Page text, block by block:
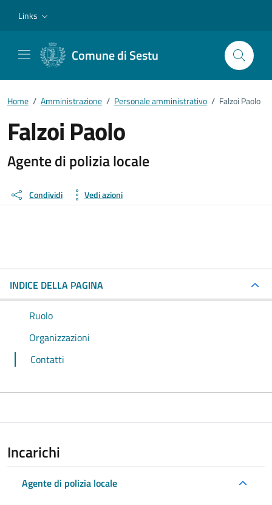
Links
Comune di Sestu
Home / Amministrazione / Personale amministrativo / Falzoi Paolo
Falzoi Paolo
Dettagli della persona
Agente di polizia locale
Condividi Vedi azioni
INDICE DELLA PAGINA
Ruolo
Organizzazioni
Contatti
Incarichi
Agente di polizia locale